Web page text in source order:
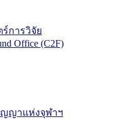
การวิจัย
Office (C2F)
ญาแห่งจุฬาฯ